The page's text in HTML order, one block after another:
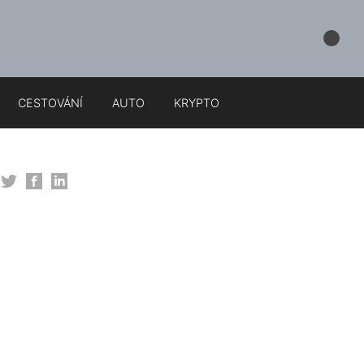
CESTOVÁNÍ AUTO KRYPTO